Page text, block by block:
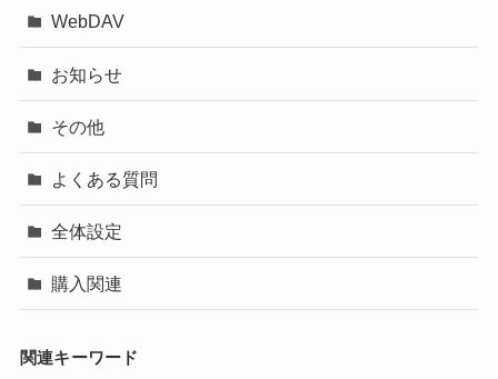
WebDAV
お知らせ
その他
よくある質問
全体設定
購入関連
関連キーワード